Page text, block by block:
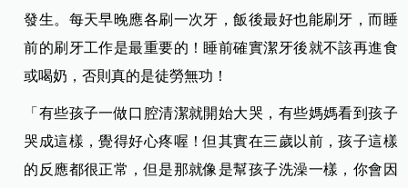
發生。每天早晚應各刷一次牙，飯後最好也能刷牙，而睡
前的刷牙工作是最重要的！睡前確實潔牙後就不該再進食
或喝奶，否則真的是徒勞無功！
「有些孩子一做口腔清潔就開始大哭，有些媽媽看到孩子
哭成這樣，覺得好心疼喔！但其實在三歲以前，孩子這樣
的反應都很正常，但是那就像是幫孩子洗澡一樣，你會因